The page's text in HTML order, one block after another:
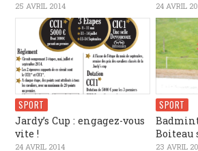
25 AVRIL 2014 24 AVRIL
SPORT
Jardy’s Cup : engagez-vous
vite !
24 AVRIL 2014
SPORT
Boiteau
23 AVRIL